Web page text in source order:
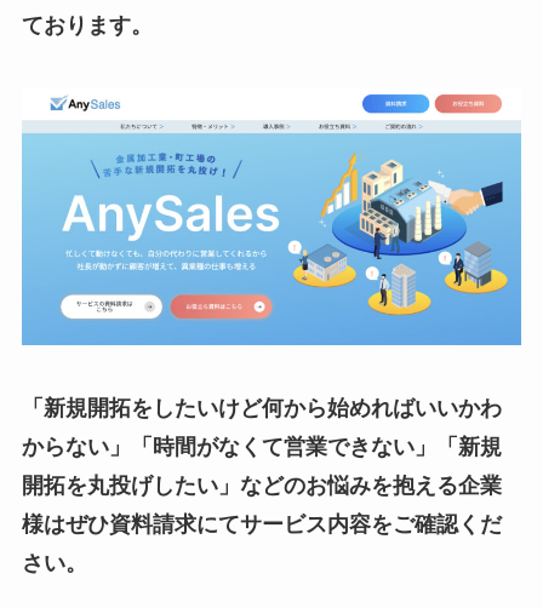
ております。
「新規開拓をしたいけど何から始めればいいかわ
からない」「時間がなくて営業できない」「新規
開拓を丸投げしたい」などのお悩みを抱える企業
様はぜひ資料請求にてサービス内容をご確認くだ
さい。